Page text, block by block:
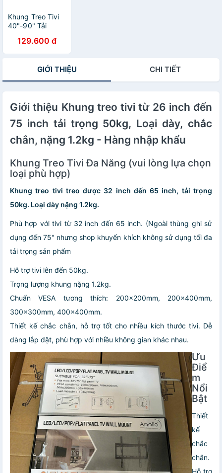
Khung Treo Tivi
40"-90" Tải
H4090 Hỗ Trợ
Tivi Chuẩn VESA
Lắp Đặt Cho Mọi
Không Gian -
129.600 đ
GIỚI THIỆU CHI TIẾT
Giới thiệu Khung treo tivi từ 26 inch đến
75 inch tải trọng 50kg, Loại dày, chắc
chắn, nặng 1.2kg - Hàng nhập khẩu
Khung Treo Tivi Đa Năng (vui lòng lựa chọn
loại phù hợp)
Khung treo tivi treo được 32 inch đến 65 inch, tải trọng
50kg. Loại dày nặng 1.2kg.
Phù hợp với tivi từ 32 inch đến 65 inch. (Ngoài thùng ghi sử
dụng đến 75" nhưng shop khuyến khích không sử dụng tối đa
tải trọng sản phẩm
Hỗ trợ tivi lên đến 50kg.
Trọng lượng khung nặng 1.2kg.
Chuẩn VESA tương thích: 200x200mm, 200x400mm,
300x300mm, 400x400mm.
Thiết kế chắc chắn, hỗ trợ tốt cho nhiều kích thước tivi. Dễ
dàng lắp đặt, phù hợp với nhiều không gian khác nhau.
Ưu
Điể
m
Nổi
Bật
Thiết
kế
chắc
chắn.